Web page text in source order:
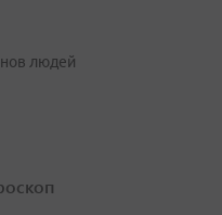
людей